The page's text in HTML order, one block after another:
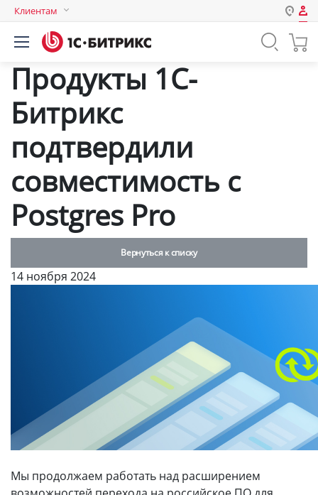
Клиентам
Авторизация
Нет аккаунта?Зарегистрироваться
Пароль
Запомнить меня на этом
компьютере
Забыли свой пароль?
Продукты 1С-
Битрикс
подтвердили
совместимость с
Postgres Pro
Вернуться к списку
14 ноября 2024
Мы продолжаем работать над расширением